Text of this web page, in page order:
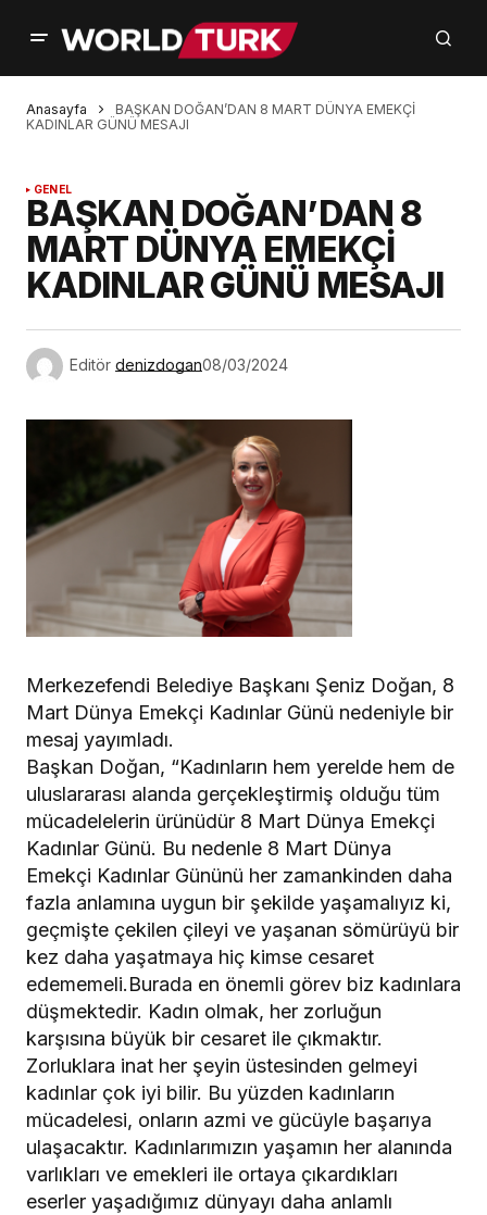
Anasayfa
BAŞKAN DOĞAN’DAN 8 MART DÜNYA EMEKÇİ
KADINLAR GÜNÜ MESAJI
GENEL
BAŞKAN DOĞAN’DAN 8
MART DÜNYA EMEKÇİ
KADINLAR GÜNÜ MESAJI
Editör denizdogan08/03/2024
Merkezefendi Belediye Başkanı Şeniz Doğan, 8
Mart Dünya Emekçi Kadınlar Günü nedeniyle bir
mesaj yayımladı.
Başkan Doğan, “Kadınların hem yerelde hem de
uluslararası alanda gerçekleştirmiş olduğu tüm
mücadelelerin ürünüdür 8 Mart Dünya Emekçi
Kadınlar Günü. Bu nedenle 8 Mart Dünya
Emekçi Kadınlar Gününü her zamankinden daha
fazla anlamına uygun bir şekilde yaşamalıyız ki,
geçmişte çekilen çileyi ve yaşanan sömürüyü bir
kez daha yaşatmaya hiç kimse cesaret
edememeli.Burada en önemli görev biz kadınlara
düşmektedir. Kadın olmak, her zorluğun
karşısına büyük bir cesaret ile çıkmaktır.
Zorluklara inat her şeyin üstesinden gelmeyi
kadınlar çok iyi bilir. Bu yüzden kadınların
mücadelesi, onların azmi ve gücüyle başarıya
ulaşacaktır. Kadınlarımızın yaşamın her alanında
varlıkları ve emekleri ile ortaya çıkardıkları
eserler yaşadığımız dünyayı daha anlamlı